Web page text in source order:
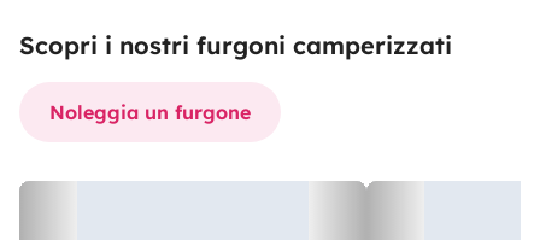
Scopri i nostri furgoni camperizzati
Noleggia un furgone